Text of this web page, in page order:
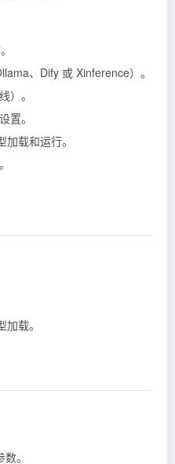
、Dify 或 Xinference）。
）。
置。
加载和运行。
载。
。